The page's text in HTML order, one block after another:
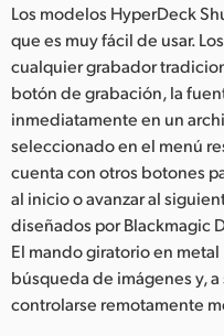
Los modelos HyperDeck
que es muy fácil de usar.
cualquier grabador
botón de grabación, la
inmediatamente en un
seleccionado en el menú
cuenta con otros botones
al inicio o avanzar al
diseñados por Blackmagic
El mando giratorio en
búsqueda de imágenes y,
controlarse remotamente